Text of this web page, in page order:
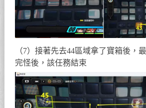
（7）接著先去44區域拿了寶箱後，
完怪後，該任務結束